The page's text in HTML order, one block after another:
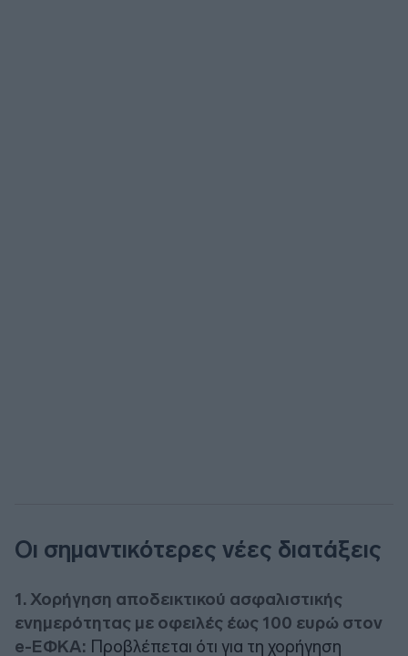
Οι σημαντικότερες νέες διατάξεις
1. Χορήγηση αποδεικτικού ασφαλιστικής
ενημερότητας με οφειλές έως 100 ευρώ στον
e-ΕΦΚΑ: Προβλέπεται ότι για τη χορήγηση